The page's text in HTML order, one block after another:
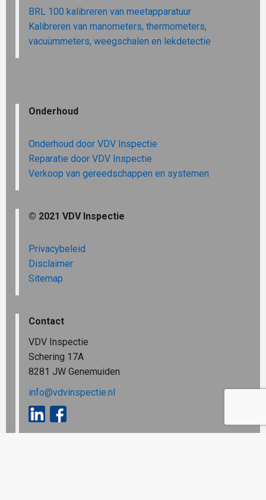
BRL 100 kalibreren van meetapparatuur
Kalibreren van manometers, thermometers,
vacuümmeters, weegschalen en lekdetectie
Onderhoud
Onderhoud door VDV Inspectie
Reparatie door VDV Inspectie
Verkoop van gereedschappen en systemen
© 2021 VDV Inspectie
Privacybeleid
Disclaimer
Sitemap
Contact
VDV Inspectie
Schering 17A
8281 JW Genemuiden
info@vdvinspectie.nl